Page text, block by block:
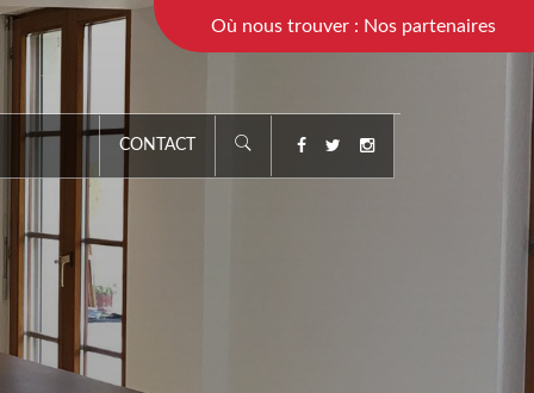
Où nous trouver : Nos partenaires
CONTACT